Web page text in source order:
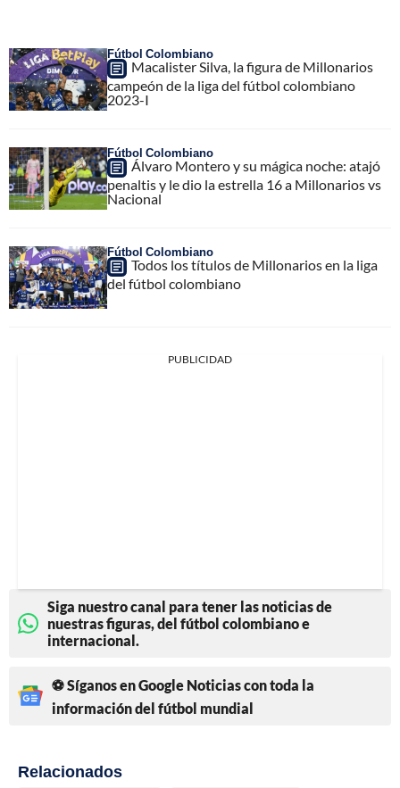
Fútbol Colombiano
Macalister Silva, la figura de Millonarios
campeón de la liga del fútbol colombiano
2023-I
Fútbol Colombiano
Álvaro Montero y su mágica noche: atajó
penaltis y le dio la estrella 16 a Millonarios vs
Nacional
Fútbol Colombiano
Todos los títulos de Millonarios en la liga
del fútbol colombiano
PUBLICIDAD
Siga nuestro canal para tener las noticias de
nuestras figuras, del fútbol colombiano e
internacional.
⚽ Síganos en Google Noticias con toda la
información del fútbol mundial
Relacionados